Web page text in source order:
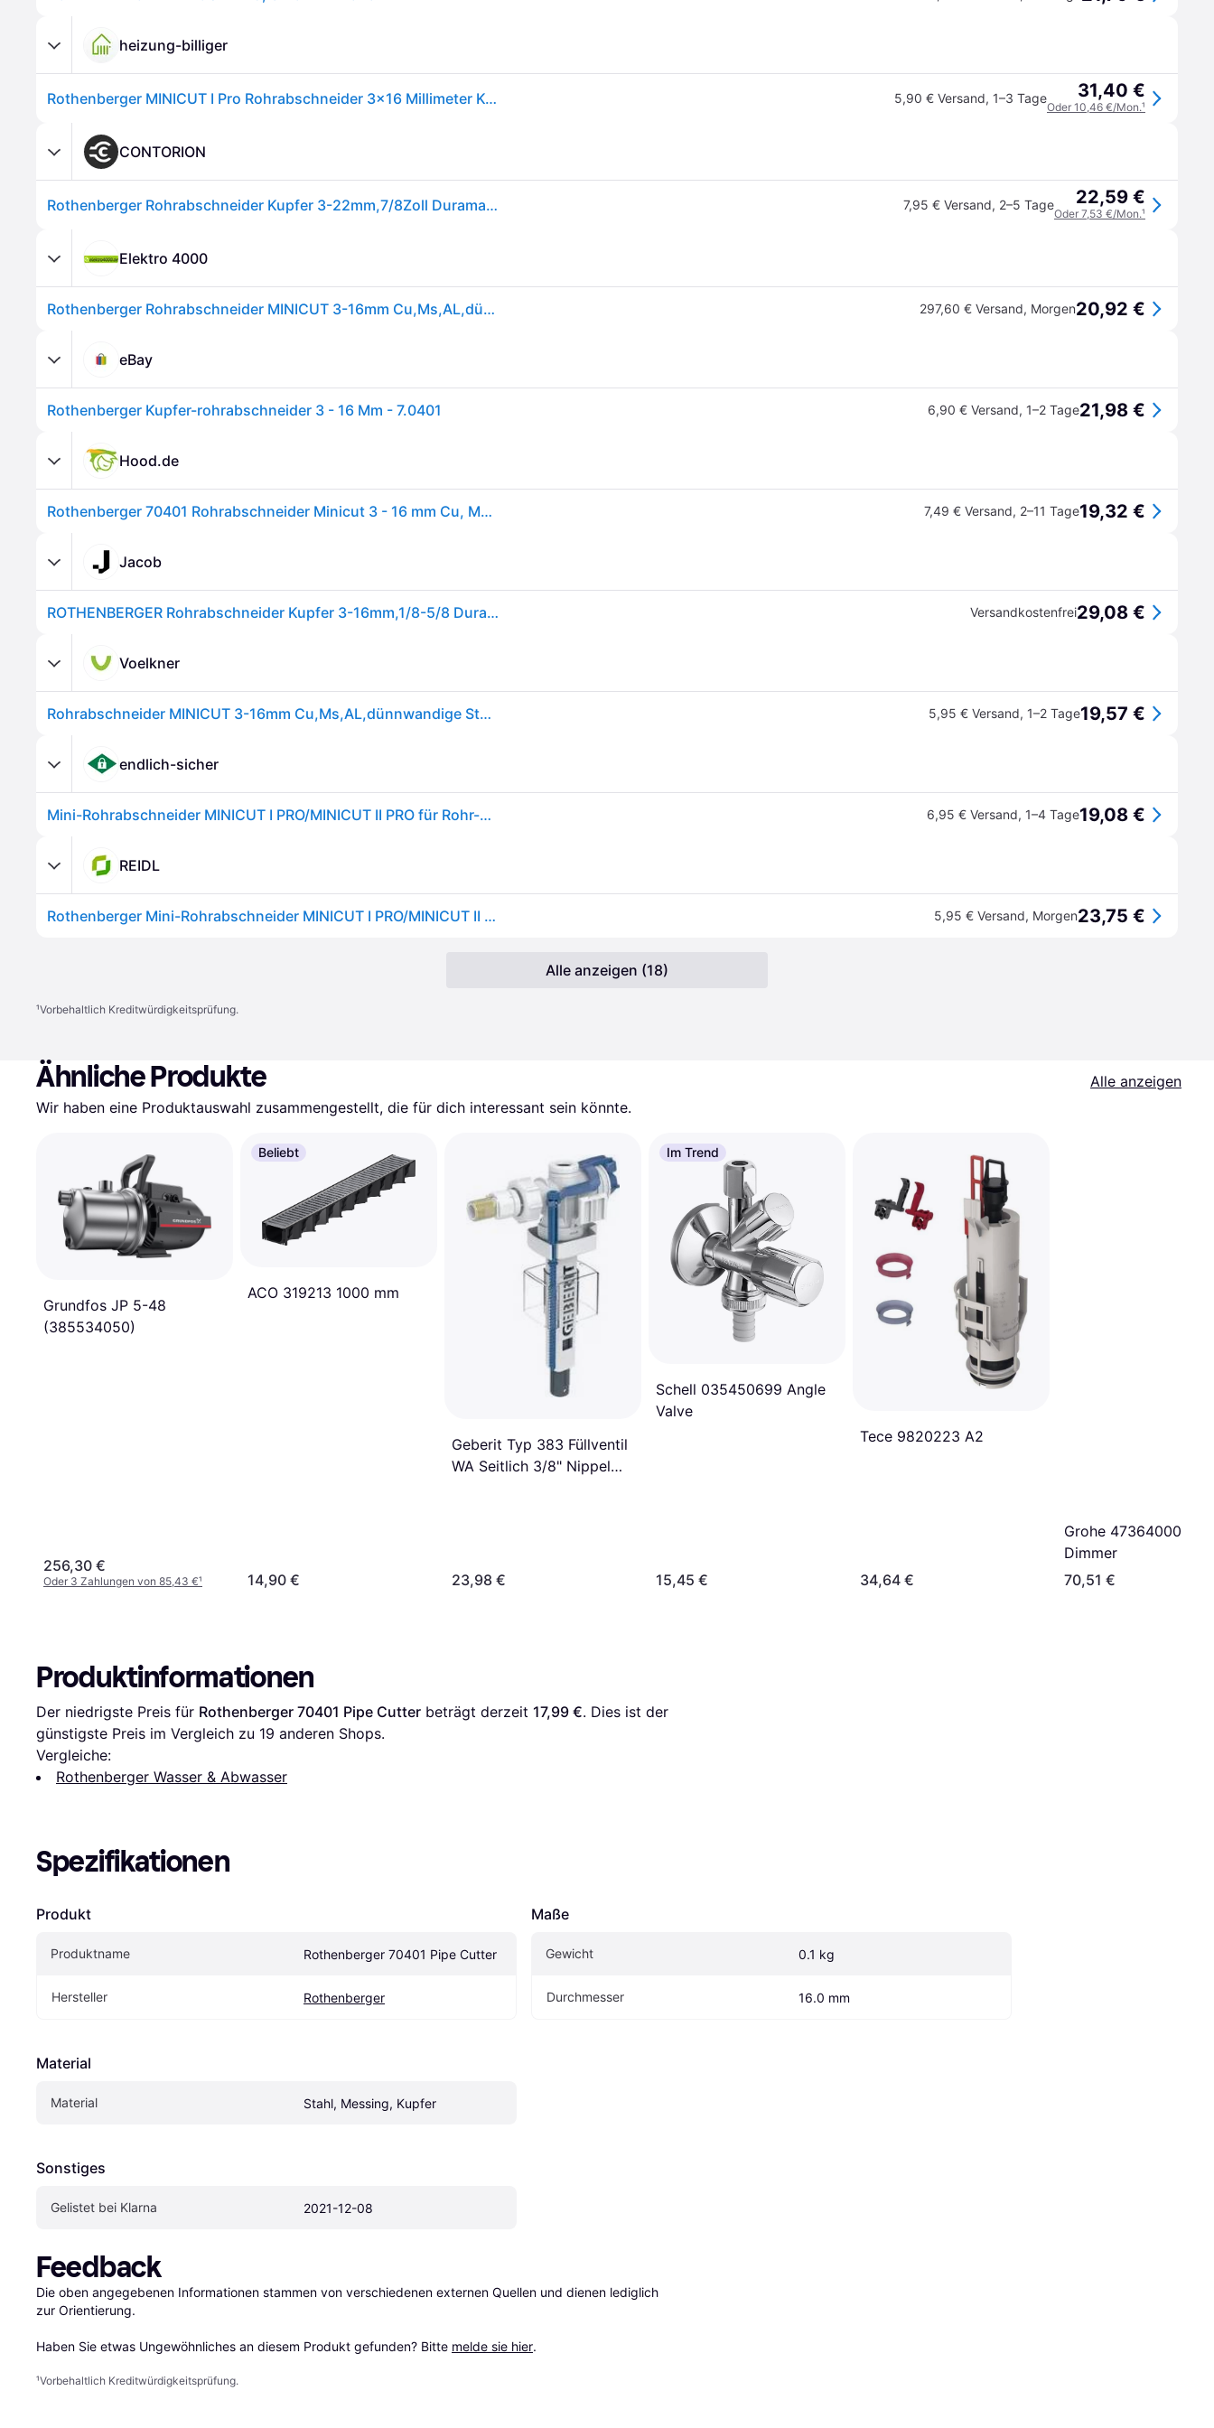
heizung-billiger
Rothenberger MINICUT I Pro Rohrabschneider 3x16 Millimeter Kupferrohr 70401 5,90 € Versand, 1–3 Tage 31,40 €
Oder 10,46 €/Mon.¹
CONTORION
Rothenberger Rohrabschneider Kupfer 3-22mm,7/8Zoll Duramantbeschichtet 7,95 € Versand, 2–5 Tage 22,59 €
Oder 7,53 €/Mon.¹
Elektro 4000
Rothenberger Rohrabschneider MINICUT 3-16mm Cu,Ms,AL,dünnwandige Stahlrohre 297,60 € Versand, Morgen20,92 €
eBay
Rothenberger Kupfer-rohrabschneider 3 - 16 Mm - 7.0401 6,90 € Versand, 1–2 Tage21,98 €
Hood.de
Rothenberger 70401 Rohrabschneider Minicut 3 - 16 mm Cu, Ms, AL, dünnwandige St 7,49 € Versand, 2–11 Tage19,32 €
Jacob
ROTHENBERGER Rohrabschneider Kupfer 3-16mm,1/8-5/8 Duramantbeschichtet (70401) Versandkostenfrei29,08 €
Voelkner
Rohrabschneider MINICUT 3-16mm Cu,Ms,AL,dünnwandige Stahlrohre ROTHENBERGER 5,95 € Versand, 1–2 Tage19,57 €
endlich-sicher
Mini-Rohrabschneider MINICUT I PRO/MINICUT II PRO für Rohr-Ø: 3–16 mm 6,95 € Versand, 1–4 Tage19,08 €
REIDL
Rothenberger Mini-Rohrabschneider MINICUT I PRO/MINICUT II PRO Kupfer-Rohrabschneider 3 - 16 mm 5,95 € Versand, Morgen23,75 €
Alle anzeigen (18)
¹Vorbehaltlich Kreditwürdigkeitsprüfung.
Ähnliche Produkte
Alle anzeigen
Wir haben eine Produktauswahl zusammengestellt, die für dich interessant sein könnte.
Grundfos JP 5-48
(385534050)
256,30 €
Oder 3 Zahlungen von 85,43 €¹
Beliebt
ACO 319213 1000 mm
14,90 €
Geberit Typ 383 Füllventil
WA Seitlich 3/8" Nippel
23,98 €
Im Trend
Schell 035450699 Angle
Valve
15,45 €
Tece 9820223 A2
34,64 €
Grohe 47364000
Dimmer
70,51 €
Produktinformationen
Der niedrigste Preis für Rothenberger 70401 Pipe Cutter beträgt derzeit 17,99 €. Dies ist der
günstigste Preis im Vergleich zu 19 anderen Shops.
Vergleiche:
Rothenberger Wasser & Abwasser
Spezifikationen
Produkt
Produktname Rothenberger 70401 Pipe Cutter
Hersteller Rothenberger
Material
Material Stahl, Messing, Kupfer
Sonstiges
Gelistet bei Klarna 2021-12-08
Maße
Gewicht 0.1 kg
Durchmesser 16.0 mm
Feedback
Die oben angegebenen Informationen stammen von verschiedenen externen Quellen und dienen lediglich
zur Orientierung.
Haben Sie etwas Ungewöhnliches an diesem Produkt gefunden? Bitte melde sie hier.
¹Vorbehaltlich Kreditwürdigkeitsprüfung.